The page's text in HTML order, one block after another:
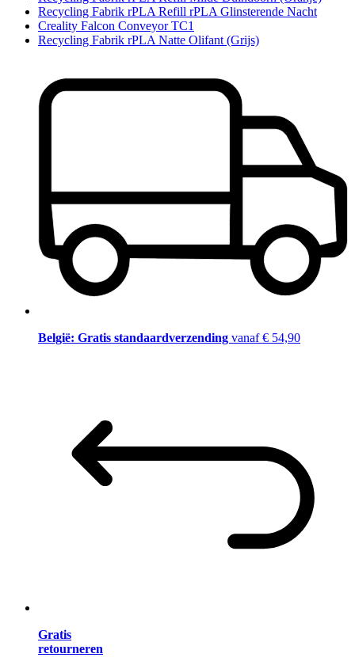
Recycling Fabrik rPLA Refill rPLA Glinsterende Nacht
Creality Falcon Conveyor TC1
Recycling Fabrik rPLA Natte Olifant (Grijs)
België: Gratis standaardverzending vanaf € 54,90
Gratis
retourneren